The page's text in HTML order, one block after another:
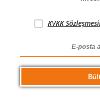
KVKK